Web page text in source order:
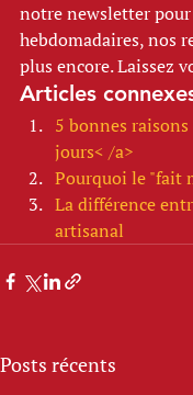
notre newsletter
hebdomadaires, nos
plus encore. Laissez
Articles
5 bonnes
jours< /a>
Pourquoi le "fait
La différence
artisanal
Posts récents